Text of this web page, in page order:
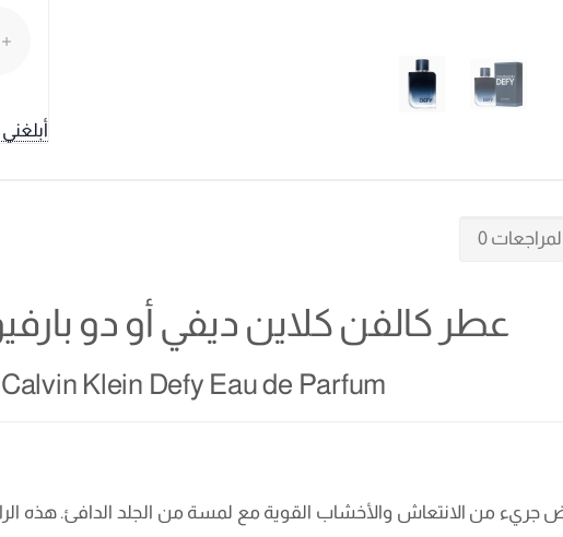
0
عطر كالفن كلاين ديفي أو دو
Calvin Klein Defy Eau de Parfum
جريء من الانتعاش والأخشاب القوية مع لمسة من الجلد الدافئ. هذه